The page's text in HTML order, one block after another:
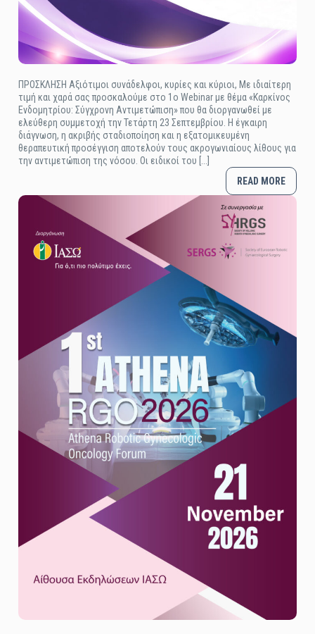
ΠΡΟΣΚΛΗΣΗ Αξιότιμοι συνάδελφοι, κυρίες και κύριοι, Με ιδιαίτερη
τιμή και χαρά σας προσκαλούμε στο 1ο Webinar με θέμα «Καρκίνος
Ενδομητρίου: Σύγχρονη Αντιμετώπιση» που θα διοργανωθεί με
ελεύθερη συμμετοχή την Τετάρτη 23 Σεπτεμβρίου. Η έγκαιρη
διάγνωση, η ακριβής σταδιοποίηση και η εξατομικευμένη
θεραπευτική προσέγγιση αποτελούν τους ακρογωνιαίους λίθους για
την αντιμετώπιση της νόσου. Οι ειδικοί του [...]
READ MORE